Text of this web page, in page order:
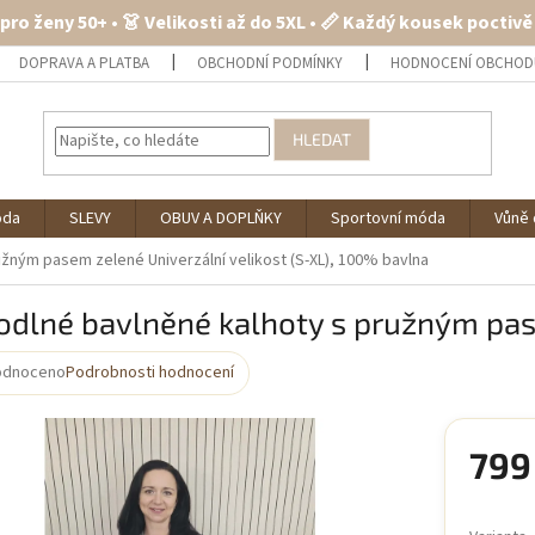
ženy 50+ • 👗 Velikosti až do 5XL • 📏 Každý kousek
DOPRAVA A PLATBA OBCHODNÍ PODMÍNKY HODNOCENÍ
HLEDAT
SLEVY OBUV A DOPLŇKY Sportovní móda
pasem zelené Univerzální velikost (S-XL), 100% bavlna
bavlněné kalhoty s pružným
Podrobnosti hodnocení